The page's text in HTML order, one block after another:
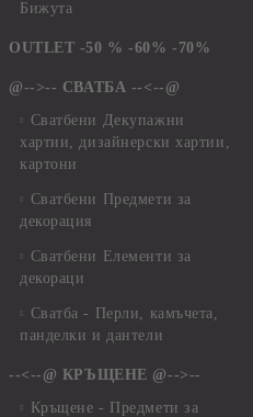
Бижута
OUTLET -50 % -60% -70%
@-->-- СВАТБА --<--@
Сватбени Декупажни
хартии, дизайнерски хартии,
картони
Сватбени Предмети за
декорация
Сватбени Елементи за
декораци
Сватба - Перли, камъчета,
панделки и дантели
--<--@ КРЪЩЕНЕ @-->--
Кръщене - Предмети за